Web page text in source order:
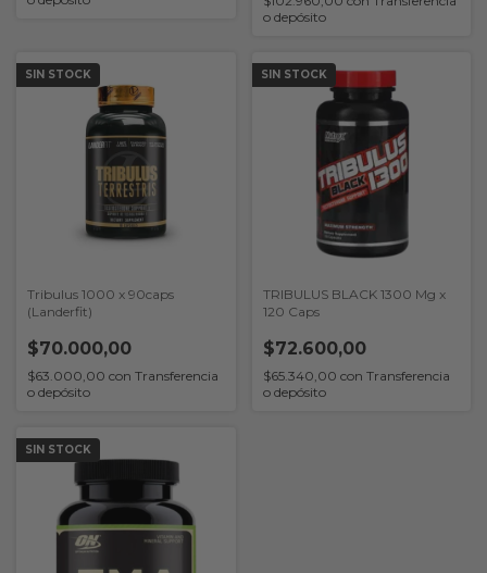
o depósito
SIN STOCK
Tribulus 1000 x 90caps
(Landerfit)
$70.000,00
$63.000,00 con Transferencia
o depósito
SIN STOCK
TRIBULUS BLACK 1300 Mg x
120 Caps
$72.600,00
$65.340,00 con Transferencia
o depósito
SIN STOCK